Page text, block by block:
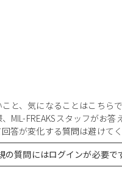
と、気になることはこちら
MIL-FREAKSスタッフがお答
答が変化する質問は避けてく
の質問にはログインが必要で